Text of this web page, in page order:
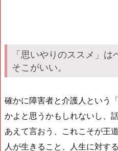
「思いやりのススメ」
そこがいい。
確かに障害者と介護人という
かよと思うかもしれないし、
あえて言おう、これこそが王
人が生きること、人生に対す